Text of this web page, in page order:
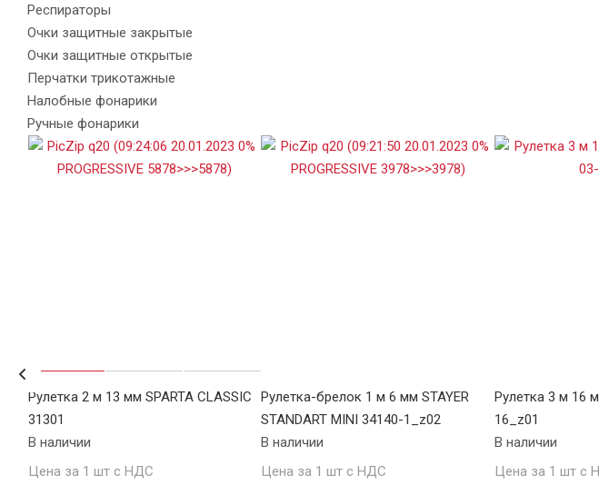
Респираторы
Очки защитные закрытые
Очки защитные открытые
Перчатки трикотажные
Налобные фонарики
Ручные фонарики
Рулетка 2 м 13 мм SPARTA CLASSIC
31301
В наличии
Цена за 1 шт с НДС
Рулетка-брелок 1 м 6 мм STAYER
STANDART MINI 34140-1_z02
В наличии
Цена за 1 шт с НДС
Рулетка 3 м 16
16_z01
В наличии
Цена за 1 шт с